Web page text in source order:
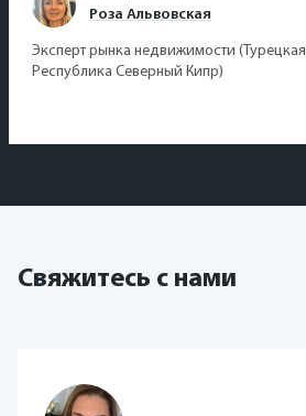
Роза Альвовская
Эксперт рынка недвижимости (Турецкая
Республика Северный Кипр)
Свяжитесь с нами